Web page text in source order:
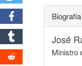
José
Ministro